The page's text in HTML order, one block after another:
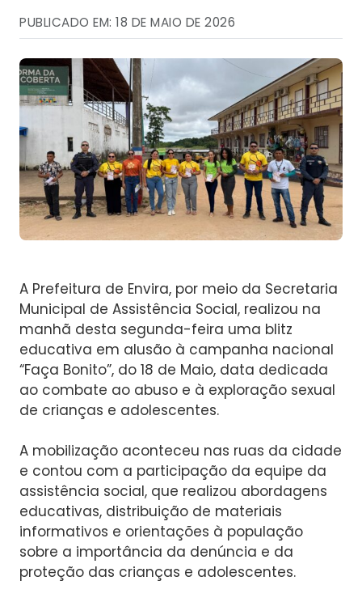
PUBLICADO EM: 18 DE MAIO DE 2026
A Prefeitura de Envira, por meio da Secretaria
Municipal de Assistência Social, realizou na
manhã desta segunda-feira uma blitz
educativa em alusão à campanha nacional
“Faça Bonito”, do 18 de Maio, data dedicada
ao combate ao abuso e à exploração sexual
de crianças e adolescentes.
A mobilização aconteceu nas ruas da cidade
e contou com a participação da equipe da
assistência social, que realizou abordagens
educativas, distribuição de materiais
informativos e orientações à população
sobre a importância da denúncia e da
proteção das crianças e adolescentes.